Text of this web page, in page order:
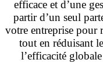
efficace et d’une
partir d’un seul
votre entreprise pour
tout en réduisant
l’efficacité